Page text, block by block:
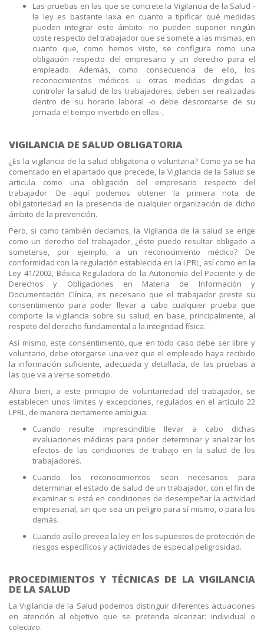
Las pruebas en las que se concrete la Vigilancia de la Salud -
la ley es bastante laxa en cuanto a tipificar qué medidas
pueden integrar este ámbito- no pueden suponer ningún
coste respecto del trabajador que se somete a las mismas, en
cuanto que, como hemos visto, se configura como una
obligación respecto del empresario y un derecho para el
empleado. Además, como consecuencia de ello, los
reconocimientos médicos u otras medidas dirigidas a
controlar la salud de los trabajadores, deben ser realizadas
dentro de su horario laboral -o debe descontarse de su
jornada el tiempo invertido en ellas-.
VIGILANCIA DE SALUD OBLIGATORIA
¿Es la vigilancia de la salud obligatoria o voluntaria? Como ya se ha
comentado en el apartado que precede, la Vigilancia de la Salud se
articula como una obligación del empresario respecto del
trabajador. De aquí podemos obtener la primera nota de
obligatoriedad en la presencia de cualquier organización de dicho
ámbito de la prevención.
Pero, si como también decíamos, la Vigilancia de la salud se erige
como un derecho del trabajador, ¿éste puede resultar obligado a
someterse, por ejemplo, a un reconocimiento médico? De
conformidad con la regulación establecida en la LPRL, así como en la
Ley 41/2002, Básica Reguladora de la Autonomía del Paciente y de
Derechos y Obligaciones en Materia de Información y
Documentación Clínica, es necesario que el trabajador preste su
consentimiento para poder llevar a cabo cualquier prueba que
comporte la vigilancia sobre su salud, en base, principalmente, al
respeto del derecho fundamental a la integridad física.
Así mismo, este consentimiento, que en todo caso debe ser libre y
voluntario, debe otorgarse una vez que el empleado haya recibido
la información suficiente, adecuada y detallada, de las pruebas a
las que va a verse sometido.
Ahora bien, a este principio de voluntariedad del trabajador, se
establecen unos límites y excepciones, regulados en el artículo 22
LPRL, de manera ciertamente ambigua:
Cuando resulte imprescindible llevar a cabo dichas
evaluaciones médicas para poder determinar y analizar los
efectos de las condiciones de trabajo en la salud de los
trabajadores.
Cuando los reconocimientos sean necesarios para
determinar el estado de salud de un trabajador, con el fin de
examinar si está en condiciones de desempeñar la actividad
empresarial, sin que sea un peligro para sí mismo, o para los
demás.
Cuando así lo prevea la ley en los supuestos de protección de
riesgos específicos y actividades de especial peligrosidad.
PROCEDIMIENTOS Y TÉCNICAS DE LA VIGILANCIA
DE LA SALUD
La Vigilancia de la Salud podemos distinguir diferentes actuaciones
en atención al objetivo que se pretenda alcanzar: individual o
colectivo.